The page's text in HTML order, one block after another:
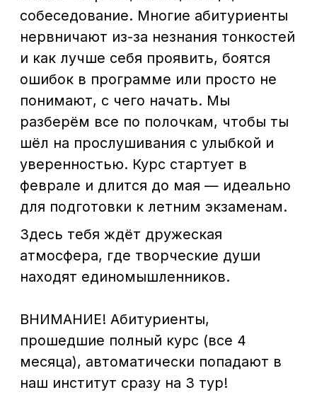
ВНИМАНИЕ! Абитуриенты,
месяца), автоматически попадают в
наш институт сразу на 3 тур!
Занятия три раза в неделю — в будни
с 19:00 до 22:00 и в выходные с 12:00
до 15:00, по адресу: ул. Фадеева, дом
Стоимость курса- 23 600 рублей в
месяц.
Запись и вопросы по телефону:
+7 (929) 647-83-97. Не упусти шанс —